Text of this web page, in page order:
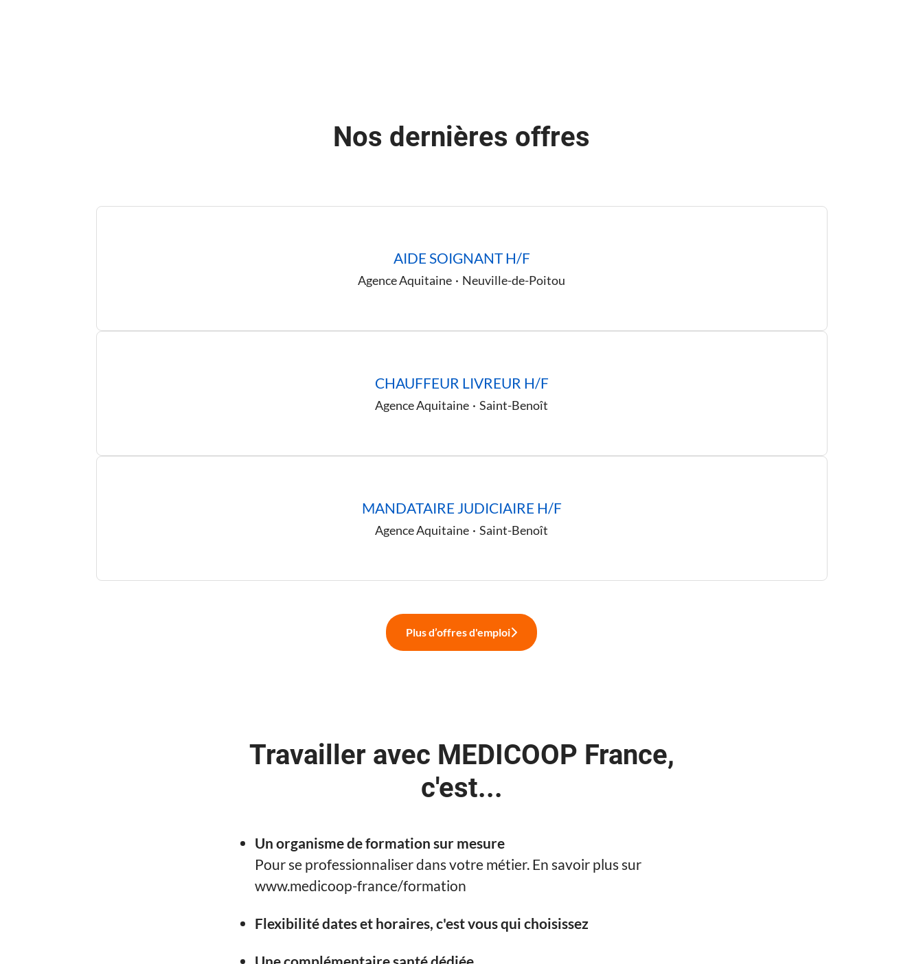
Nos dernières offres
AIDE SOIGNANT H/F
Agence Aquitaine · Neuville-de-Poitou
CHAUFFEUR LIVREUR H/F
Agence Aquitaine · Saint-Benoît
MANDATAIRE JUDICIAIRE H/F
Agence Aquitaine · Saint-Benoît
Plus d’offres d'emploi
Travailler avec MEDICOOP France,
c'est...
Un organisme de formation sur mesure
Pour se professionnaliser dans votre métier. En savoir plus sur
www.medicoop-france/formation
Flexibilité dates et horaires, c'est vous qui choisissez